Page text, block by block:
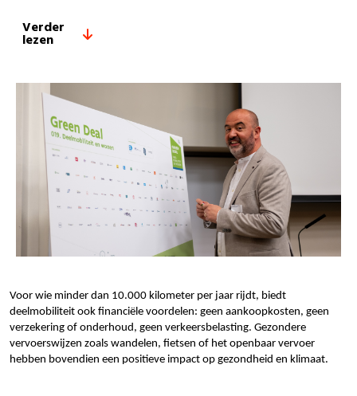
Verder
lezen
Voor wie minder dan 10.000 kilometer per jaar rijdt, biedt
deelmobiliteit ook financiële voordelen: geen aankoopkosten, geen
verzekering of onderhoud, geen verkeersbelasting. Gezondere
vervoerswijzen zoals wandelen, fietsen of het openbaar vervoer
hebben bovendien een positieve impact op gezondheid en klimaat.